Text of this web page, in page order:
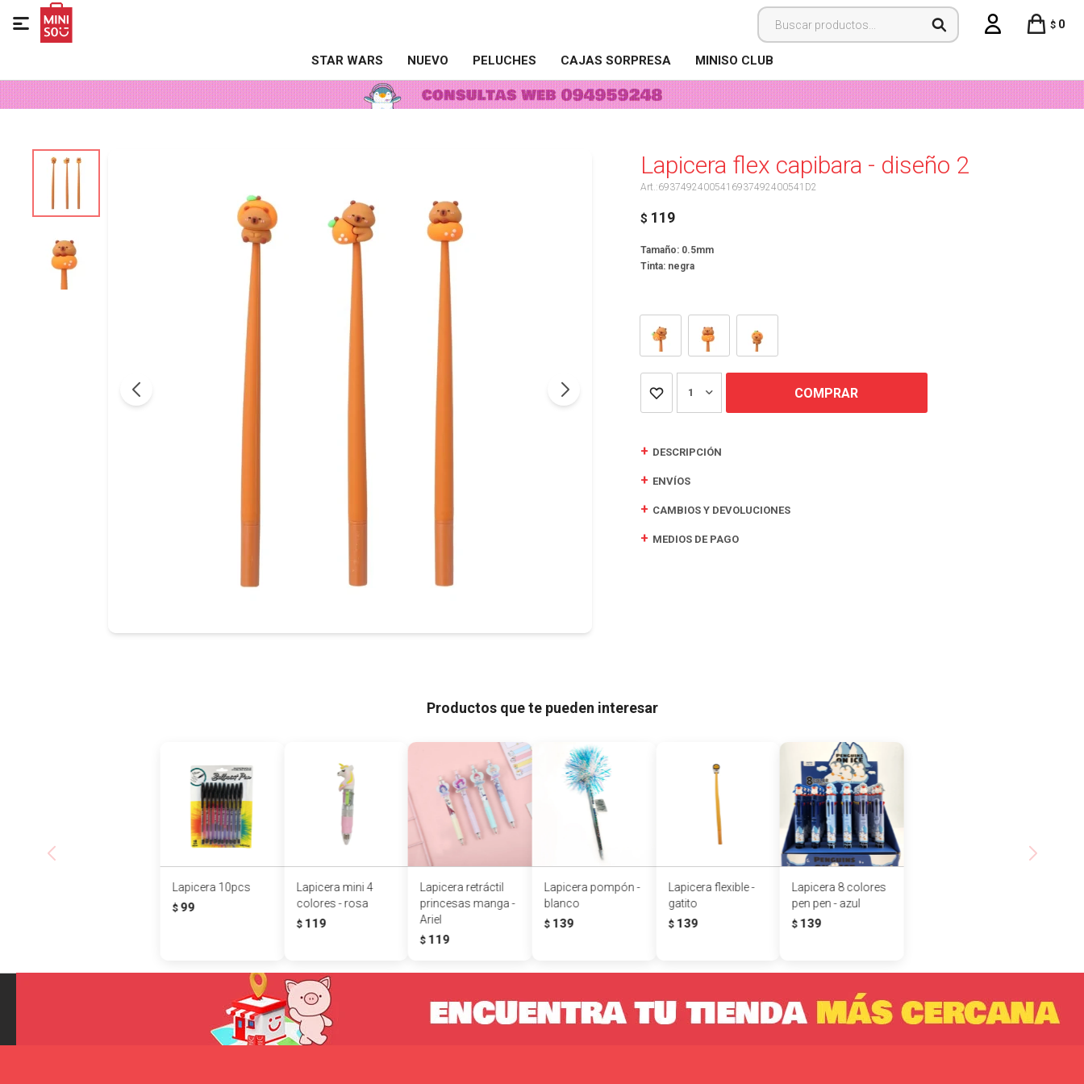
STAR WARS NUEVO PELUCHES CAJAS SORPRESA MINISO CLUB
$ 0

Lapicera flex capibara - diseño 2
69374924005416937492400541D2
$ 119
Tamaño: 0.5mm
Tinta: negra
1 COMPRAR
DESCRIPCIÓN
ENVÍOS
CAMBIOS Y DEVOLUCIONES
MEDIOS DE PAGO
Productos que te pueden interesar
Lapicera 10pcs
$ 99
Lapicera mini 4
colores - rosa
$ 119
Lapicera retráctil
princesas manga -
Ariel
$ 119
Lapicera pompón -
blanco
$ 139
Lapicera flexible -
gatito
$ 139
Lapicera 8 colores
pen pen - azul
$ 139